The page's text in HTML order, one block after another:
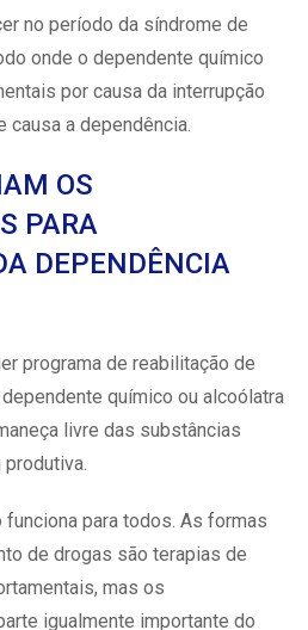
no período da síndrome de
onde o dependente químico
por causa da interrupção
causa a dependência.
OS
PARA
DEPENDÊNCIA
programa de reabilitação de
químico ou alcoólatra
livre das substâncias
funciona para todos. As formas
de drogas são terapias de
mas os
igualmente importante do